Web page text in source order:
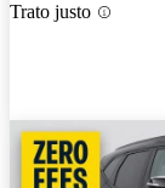
Trato justo